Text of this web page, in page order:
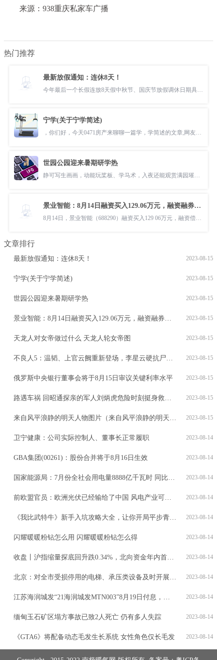
来源：938重庆私家车广播
热门推荐
最新放假通知：连休8天！
今年最后一个长假连放8天假中秋节、国庆节放假调休日期具体安排如下今
宁学(关于宁学简述)
，你们好，今天0471房产来聊聊一篇学，学简述的文章,网友们对这件事情
世园公园迎来暑期研学热
静可写生画画，动能玩桨板、学马术，入夜还能观赏满园璀璨花灯……今年
景业智能：8月14日融资买入129.06万元，融资融券余额6084.5万元
8月14日，景业智能（688290）融资买入129 06万元，融资偿还131 77万元
文章排行
2023-08-15
最新放假通知：连休8天！
2023-08-15
宁学(关于宁学简述)
2023-08-15
世园公园迎来暑期研学热
2023-08-15
景业智能：8月14日融资买入129.06万元，融资融券余额6084.5万元
2023-08-15
天龙人对女帝做过什么 天龙人轮女帝图
2023-08-15
不良人5：温韬、上官云阙重新登场，李星云硬抗尸祖焊魃，无敌了
2023-08-15
俄罗斯中央银行董事会将于8月15日审议关键利率水平
2023-08-15
路遇车祸 回昭通探亲的军人刘炳虎危险时刻挺身救人彰显子弟兵本色
2023-08-15
来自风平浪静的明天人物图片（来自风平浪静的明天人物关系图）
2023-08-14
卫宁健康：公司实际控制人、董事长正常履职
2023-08-14
GBA集团(00261)：股份合并将于8月16日生效
2023-08-14
国家能源局：7月份全社会用电量8888亿千瓦时 同比增长6.5%
2023-08-14
前欧盟官员：欧洲光伏已经输给了中国 风电产业可能也会如此
2023-08-14
《我比武特牛》新手入坑攻略大全，让你开局平步青云，领先一大步！
2023-08-14
闪耀暖暖粉钻怎么用 闪耀暖暖粉钻怎么得
2023-08-14
收盘丨沪指缩量探底回升跌0.34%，北向资金年内首次连续6日减仓
2023-08-14
北京：对全市受损停用的电梯、承压类设备及时开展检查、维修
2023-08-14
江苏海润城发“21海润城发MTN003”8月19日付息，利率为3.46%
2023-08-14
缅甸玉石矿区塌方事故已致2人死亡 仍有多人失踪
2023-08-14
《GTA6》将配备动态毛发生长系统 女性角色仅长毛发